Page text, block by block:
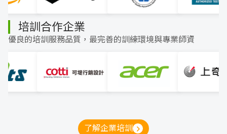
培訓合作企業
優良的培訓服務品質，最完善的訓練環境與專業師資
了解企業培訓